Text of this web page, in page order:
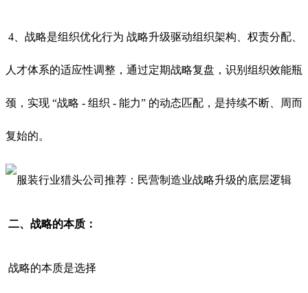
4、战略是组织优化行为 战略升级驱动组织架构、权责分配、
人才体系的适应性调整，通过定期战略复盘，识别组织效能瓶
颈，实现 “战略 - 组织 - 能力” 的动态匹配，是持续不断、周而
复始的。
二、战略的本质：
战略的本质是选择